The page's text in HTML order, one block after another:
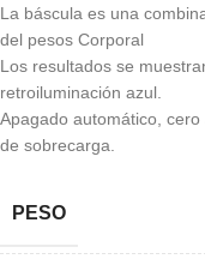
La báscula es una
del pesos Corporal
Los resultados se
retroiluminación azul.
Apagado automático,
de sobrecarga.
PESO